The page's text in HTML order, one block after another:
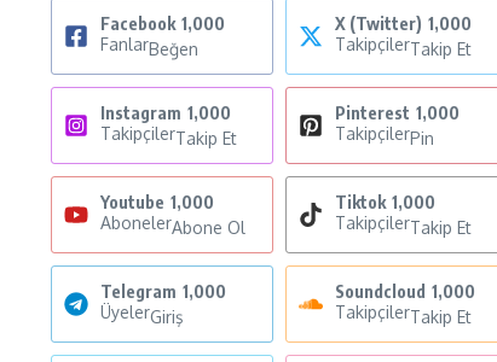
Facebook 1,000
FanlarBeğen
X (Twitter) 1,000
TakipçilerTakip Et
Instagram 1,000
TakipçilerTakip Et
Pinterest 1,000
TakipçilerPin
Youtube 1,000
AbonelerAbone Ol
Tiktok 1,000
TakipçilerTakip Et
Telegram 1,000
ÜyelerGiriş
Soundcloud 1,000
TakipçilerTakip Et